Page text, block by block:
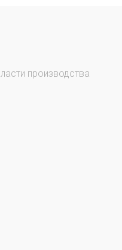
производства